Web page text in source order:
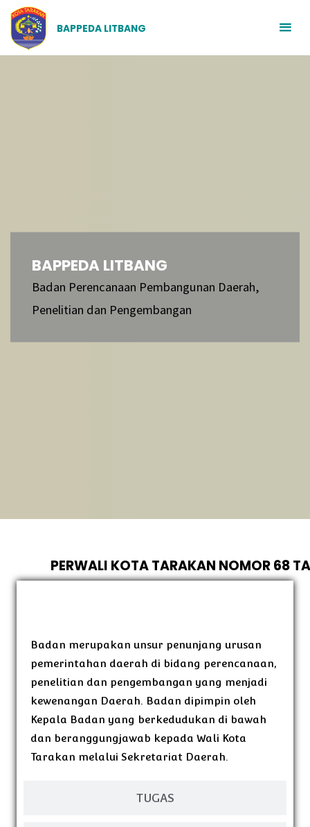
BAPPEDA LITBANG
BAPPEDA LITBANG
Badan Perencanaan Pembangunan Daerah,
Penelitian dan Pengembangan
PERWALI KOTA TARAKAN NOMOR 68
TUGAS
Badan merupakan unsur penunjang urusan
pemerintahan daerah di bidang perencanaan,
penelitian dan pengembangan yang menjadi
kewenangan Daerah. Badan dipimpin oleh
Kepala Badan yang berkedudukan di bawah
dan beranggungjawab kepada Wali Kota
Tarakan melalui Sekretariat Daerah.